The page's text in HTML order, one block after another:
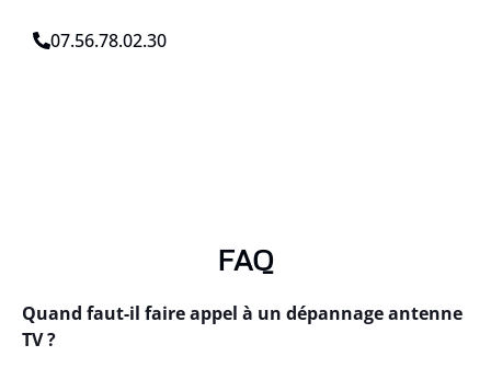
07.56.78.02.30
FAQ
Quand faut-il faire appel à un dépannage antenne
TV ?